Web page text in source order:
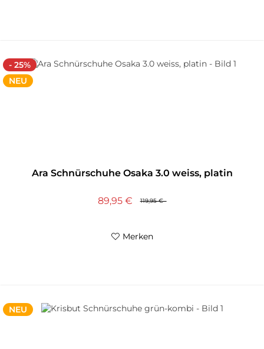
- 25%
NEU
Ara Schnürschuhe Osaka 3.0 weiss, platin
119,95 €
89,95 €
Merken
NEU